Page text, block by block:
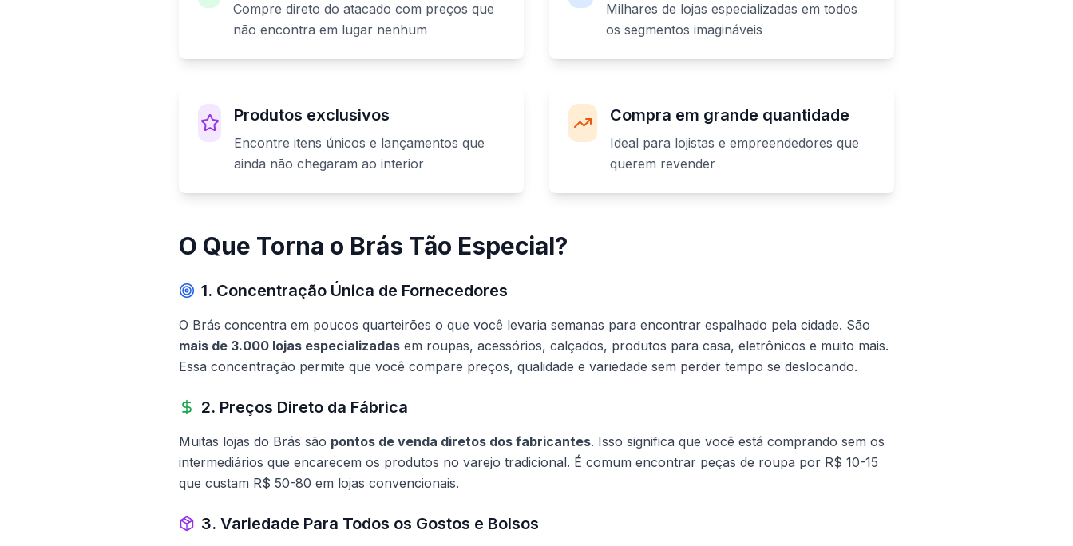
Compre direto do atacado com preços que
não encontra em lugar nenhum
Milhares de lojas especializadas em todos
os segmentos imagináveis
Produtos exclusivos
Encontre itens únicos e lançamentos que
ainda não chegaram ao interior
Compra em grande quantidade
Ideal para lojistas e empreendedores que
querem revender
O Que Torna o Brás Tão Especial?
1. Concentração Única de Fornecedores
O Brás concentra em poucos quarteirões o que você levaria semanas para encontrar espalhado pela cidade. São
mais de 3.000 lojas especializadas em roupas, acessórios, calçados, produtos para casa, eletrônicos e muito mais.
Essa concentração permite que você compare preços, qualidade e variedade sem perder tempo se deslocando.
2. Preços Direto da Fábrica
Muitas lojas do Brás são pontos de venda diretos dos fabricantes. Isso significa que você está comprando sem os
intermediários que encarecem os produtos no varejo tradicional. É comum encontrar peças de roupa por R$ 10-15
que custam R$ 50-80 em lojas convencionais.
3. Variedade Para Todos os Gostos e Bolsos